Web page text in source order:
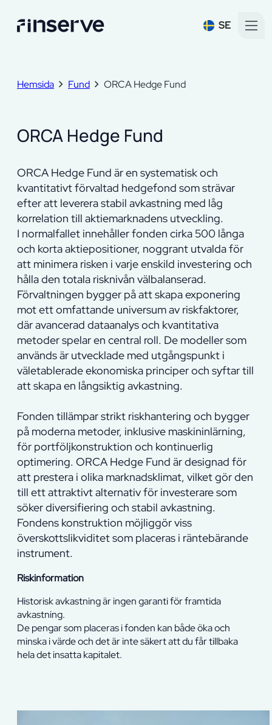
SE
Hemsida Fund ORCA Hedge Fund
ORCA Hedge Fund
ORCA Hedge Fund är en systematisk och
kvantitativt förvaltad hedgefond som strävar
efter att leverera stabil avkastning med låg
korrelation till aktiemarknadens utveckling.
I normalfallet innehåller fonden cirka 500 långa
och korta aktiepositioner, noggrant utvalda för
att minimera risken i varje enskild investering och
hålla den totala risknivån välbalanserad.
Förvaltningen bygger på att skapa exponering
mot ett omfattande universum av riskfaktorer,
där avancerad dataanalys och kvantitativa
metoder spelar en central roll. De modeller som
används är utvecklade med utgångspunkt i
väletablerade ekonomiska principer och syftar till
att skapa en långsiktig avkastning.
Fonden tillämpar strikt riskhantering och bygger
på moderna metoder, inklusive maskininlärning,
för portföljkonstruktion och kontinuerlig
optimering. ORCA Hedge Fund är designad för
att prestera i olika marknadsklimat, vilket gör den
till ett attraktivt alternativ för investerare som
söker diversifiering och stabil avkastning.
Fondens konstruktion möjliggör viss
överskottslikviditet som placeras i räntebärande
instrument.
Riskinformation
Historisk avkastning är ingen garanti för framtida
avkastning.
De pengar som placeras i fonden kan både öka och
minska i värde och det är inte säkert att du får tillbaka
hela det insatta kapitalet.